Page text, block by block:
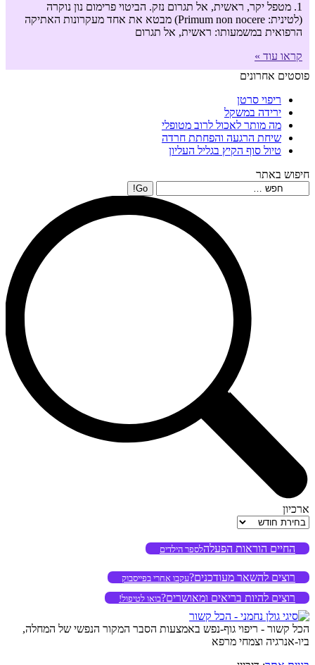
1. מטפל יקר, ראשית, אל תגרום נזק. הביטוי פרימום נון נוקרה
(לטינית: Primum non nocere) מבטא את אחד מעקרונות האתיקה
הרפואית במשמעותו: ראשית, אל תגרום
קראו עוד »
פוסטים אחרונים
ריפוי סרטן
ירידה במשקל
מה מותר לאכול לרוב מטופלי
שיחת הרגעה והפחתת חרדה
טיול סוף הקיץ בגליל העליון
חיפוש באתר
Search:
ארכיון
ארכיון
החיים הוראות הפעלהלספר הילדים
רוצים להשאר מעודכנים?עקבו אחרי בפייסבוק
רוצים להיות בריאים ומאושרים?בואו לטיפול!
הכל קשור - ריפוי גוף-נפש באמצעות הסבר המקור הנפשי של המחלה,
ביו-אנרגיה וצמחי מרפא